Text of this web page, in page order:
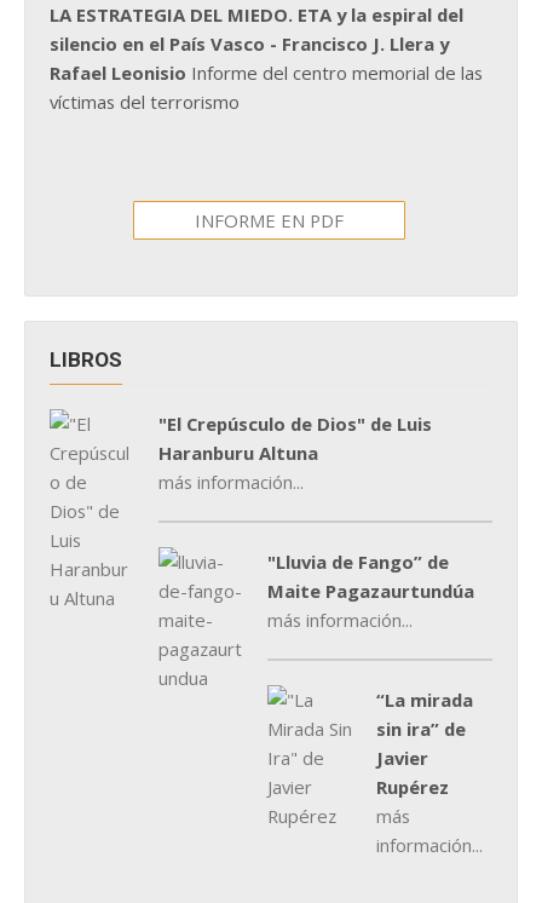
LA ESTRATEGIA DEL MIEDO. ETA y la espiral del
silencio en el País Vasco - Francisco J. Llera y
Rafael Leonisio Informe del centro memorial de las
víctimas del terrorismo
INFORME EN PDF
LIBROS
"El Crepúsculo de Dios" de Luis
Haranburu Altuna
más información...
"Lluvia de Fango” de
Maite Pagazaurtundúa
más información...
“La mirada
sin ira” de
Javier
Rupérez
más
información...